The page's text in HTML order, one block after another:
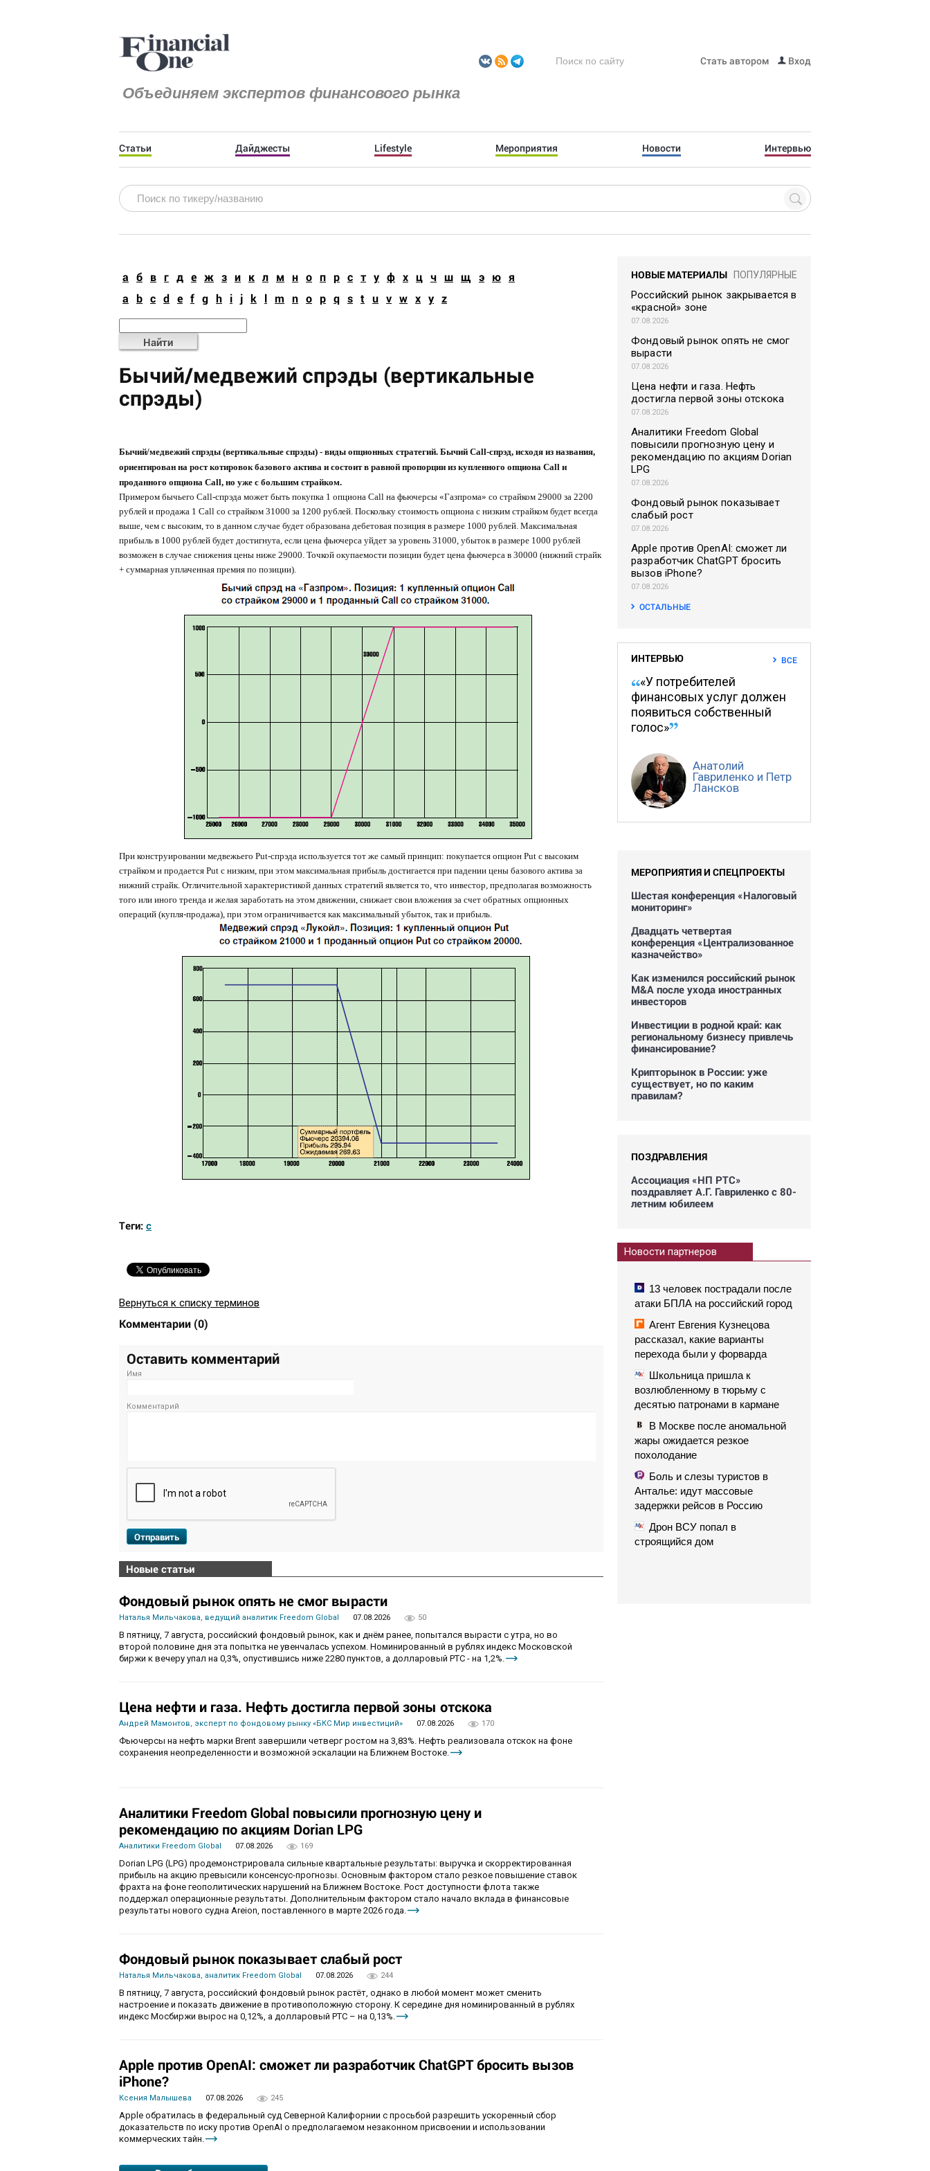
Объединяем экспертов финансового рынка
Стать автором Вход
Статьи Дайджесты Lifestyle Мероприятия Новости Интервью
a б в г д е ж з и к л м н о п р с т у ф х ц ч ш щ э ю я
a b c d e f g h i j k l m n o p q s t u v w x y z
Найти
Бычий/медвежий спрэды (вертикальные
спрэды)
Бычий/медвежий спрэды (вертикальные спрэды) - виды опционных стратегий. Бычий Call-спрэд, исходя из названия,
ориентирован на рост котировок базового актива и состоит в равной пропорции из купленного опциона Call и
проданного опциона Call, но уже с большим страйком.
Примером бычьего Call-спрэда может быть покупка 1 опциона Call на фьючерсы «Газпрома» со страйком 29000 за 2200
рублей и продажа 1 Call со страйком 31000 за 1200 рублей. Поскольку стоимость опциона с низким страйком будет всегда
выше, чем с высоким, то в данном случае будет образована дебетовая позиция в размере 1000 рублей. Максимальная
прибыль в 1000 рублей будет достигнута, если цена фьючерса уйдет за уровень 31000, убыток в размере 1000 рублей
возможен в случае снижения цены ниже 29000. Точкой окупаемости позиции будет цена фьючерса в 30000 (нижний страйк
+ суммарная уплаченная премия по позиции).
При конструировании медвежьего Put-спрэда используется тот же самый принцип: покупается опцион Put с высоким
страйком и продается Put с низким, при этом максимальная прибыль достигается при падении цены базового актива за
нижний страйк. Отличительной характеристикой данных стратегий является то, что инвестор, предполагая возможность
того или иного тренда и желая заработать на этом движении, снижает свои вложения за счет обратных опционных
операций (купля-продажа), при этом ограничивается как максимальный убыток, так и прибыль.
Теги: с
Вернуться к списку терминов
Комментарии (0)
Оставить комментарий
Имя
Комментарий
Отправить
Новые статьи
Фондовый рынок опять не смог вырасти
Наталья Мильчакова, ведущий аналитик Freedom Global 07.08.2026 50
В пятницу, 7 августа, российский фондовый рынок, как и днём ранее, попытался вырасти с утра, но во
второй половине дня эта попытка не увенчалась успехом. Номинированный в рублях индекс Московской
биржи к вечеру упал на 0,3%, опустившись ниже 2280 пунктов, а долларовый РТС - на 1,2%.
Цена нефти и газа. Нефть достигла первой зоны отскока
Андрей Мамонтов, эксперт по фондовому рынку «БКС Мир инвестиций» 07.08.2026 170
Фьючерсы на нефть марки Brent завершили четверг ростом на 3,83%. Нефть реализовала отскок на фоне
сохранения неопределенности и возможной эскалации на Ближнем Востоке.
Аналитики Freedom Global повысили прогнозную цену и
рекомендацию по акциям Dorian LPG
Аналитики Freedom Global 07.08.2026 169
Dorian LPG (LPG) продемонстрировала сильные квартальные результаты: выручка и скорректированная
прибыль на акцию превысили консенсус-прогнозы. Основным фактором стало резкое повышение ставок
фрахта на фоне геополитических нарушений на Ближнем Востоке. Рост доступности флота также
поддержал операционные результаты. Дополнительным фактором стало начало вклада в финансовые
результаты нового судна Areion, поставленного в марте 2026 года.
Фондовый рынок показывает слабый рост
Наталья Мильчакова, аналитик Freedom Global 07.08.2026 244
В пятницу, 7 августа, российский фондовый рынок растёт, однако в любой момент может сменить
настроение и показать движение в противоположную сторону. К середине дня номинированный в рублях
индекс Мосбиржи вырос на 0,12%, а долларовый РТС – на 0,13%.
Apple против OpenAI: сможет ли разработчик ChatGPT бросить вызов
iPhone?
Ксения Малышева 07.08.2026 245
Apple обратилась в федеральный суд Северной Калифорнии с просьбой разрешить ускоренный сбор
доказательств по иску против OpenAI о предполагаемом незаконном присвоении и использовании
коммерческих тайн.
НОВЫЕ МАТЕРИАЛЫ ПОПУЛЯРНЫЕ
Российский рынок закрывается в
«красной» зоне
07.08.2026
Фондовый рынок опять не смог
вырасти
07.08.2026
Цена нефти и газа. Нефть
достигла первой зоны отскока
07.08.2026
Аналитики Freedom Global
повысили прогнозную цену и
рекомендацию по акциям Dorian
LPG
07.08.2026
Фондовый рынок показывает
слабый рост
07.08.2026
Apple против OpenAI: сможет ли
разработчик ChatGPT бросить
вызов iPhone?
07.08.2026
ОСТАЛЬНЫЕ
ИНТЕРВЬЮ ВСЕ
«У потребителей
финансовых услуг должен
появиться собственный
голос»
Анатолий
Гавриленко и Петр
Лансков
МЕРОПРИЯТИЯ И СПЕЦПРОЕКТЫ
Шестая конференция «Налоговый
мониторинг»
Двадцать четвертая
конференция «Централизованное
казначейство»
Как изменился российский рынок
M&A после ухода иностранных
инвесторов
Инвестиции в родной край: как
региональному бизнесу привлечь
финансирование?
Крипторынок в России: уже
существует, но по каким
правилам?
ПОЗДРАВЛЕНИЯ
Ассоциация «НП РТС»
поздравляет А.Г. Гавриленко с 80-
летним юбилеем
Новости партнеров
13 человек пострадали после
атаки БПЛА на российский город
Агент Евгения Кузнецова
рассказал, какие варианты
перехода были у форварда
Школьница пришла к
возлюбленному в тюрьму с
десятью патронами в кармане
В Москве после аномальной
жары ожидается резкое
похолодание
Боль и слезы туристов в
Анталье: идут массовые
задержки рейсов в Россию
Дрон ВСУ попал в
строящийся дом